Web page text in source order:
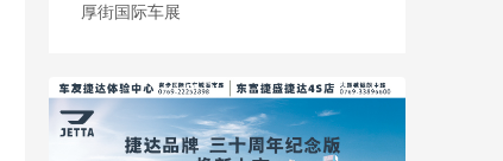
厚街国际车展